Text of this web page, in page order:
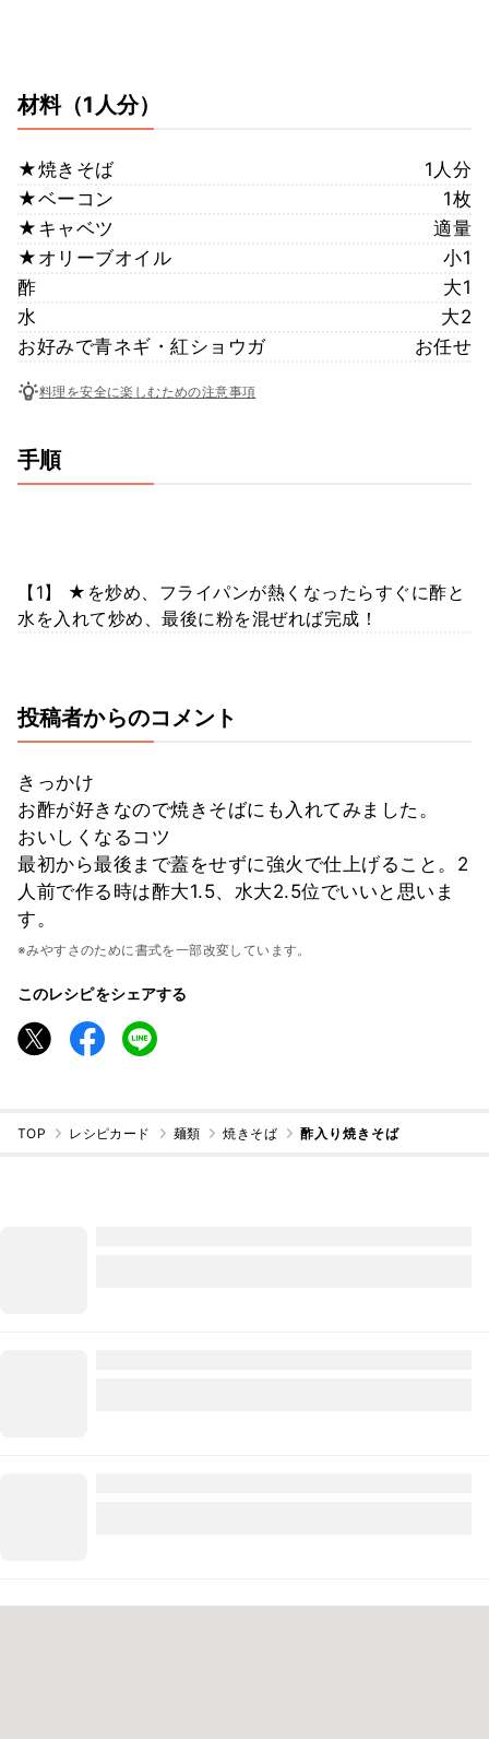
材料（1人分）
★焼きそば
1人分
★ベーコン
1枚
★キャベツ
適量
★オリーブオイル
小1
酢
大1
水
大2
お好みで青ネギ・紅ショウガ
お任せ
料理を安全に楽しむための注意事項
手順
【1】 ★を炒め、フライパンが熱くなったらすぐに酢と
水を入れて炒め、最後に粉を混ぜれば完成！
投稿者からのコメント
きっかけ
お酢が好きなので焼きそばにも入れてみました。
おいしくなるコツ
最初から最後まで蓋をせずに強火で仕上げること。2
人前で作る時は酢大1.5、水大2.5位でいいと思いま
す。
※みやすさのために書式を一部改変しています。
このレシピをシェアする
TOP レシピカード 麺類 焼きそば 酢入り焼きそば